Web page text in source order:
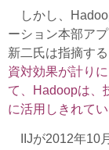
しかし、
ーション本部ア
新二氏は指摘する
資対効果が計り
て、Hadoopは、
に活用しきれて
IIJが2012年10